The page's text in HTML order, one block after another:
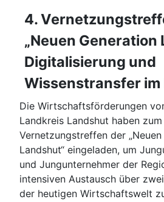
4.
„Neuen Generation
Digitalisierung und
Wissenstransfer im
Die Wirtschaftsförderungen
Landkreis Landshut haben zum
Vernetzungstreffen der
Landshut“ eingeladen, um
und Jungunternehmer der
intensiven Austausch über
der heutigen Wirtschaftswelt